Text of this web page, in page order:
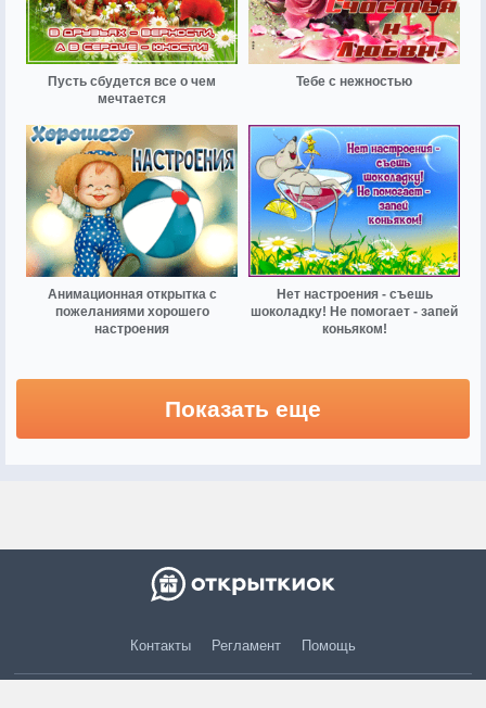
Пусть сбудется все о чем
мечтается
Тебе с нежностью
Анимационная открытка с
пожеланиями хорошего
настроения
Нет настроения - съешь
шоколадку! Не помогает - запей
коньяком!
Показать еще
Контакты Регламент Помощь